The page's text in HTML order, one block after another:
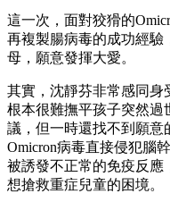
這一次，面對狡猾的
再複製腸病毒的成功經驗
母，願意發揮大愛。
其實，沈靜芬非常感同身
根本很難撫平孩子突然過
議，但一時還找不到願意
Omicron病毒直接侵犯腦
被誘發不正常的免疫反應
想搶救重症兒童的困境。